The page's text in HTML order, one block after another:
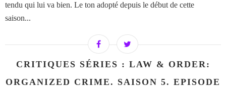
tendu qui lui va bien. Le ton adopté depuis le début de cette
saison...
CRITIQUES SÉRIES : LAW & ORDER:
ORGANIZED CRIME. SAISON 5. EPISODE